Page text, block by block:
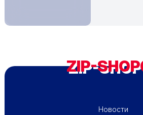
ZIP-
Новости